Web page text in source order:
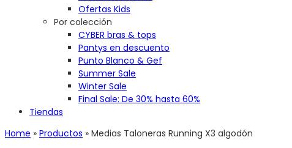
Ofertas Kids
Por colección
CYBER bras & tops
Pantys en descuento
Punto Blanco & Gef
Summer Sale
Winter Sale
Final Sale: De 30% hasta 60%
Tiendas
Home » Productos » Medias Taloneras Running X3 algodón